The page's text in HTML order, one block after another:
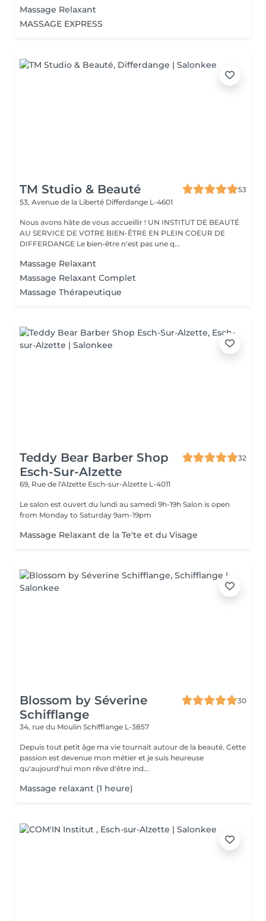
Massage Relaxant
MASSAGE EXPRESS
TM Studio & Beauté
53
53, Avenue de la Liberté Differdange L-4601
Nous avons hâte de vous accueillir ! UN INSTITUT DE BEAUTÉ
AU SERVICE DE VOTRE BIEN-ÊTRE EN PLEIN COEUR DE
DIFFERDANGE Le bien-être n'est pas une q...
Massage Relaxant
Massage Relaxant Complet
Massage Thérapeutique
Teddy Bear Barber Shop
Esch-Sur-Alzette
32
69, Rue de l'Alzette Esch-sur-Alzette L-4011
Le salon est ouvert du lundi au samedi 9h-19h Salon is open
from Monday to Saturday 9am-19pm
Massage Relaxant de la Te'te et du Visage
Blossom by Séverine
Schifflange
30
34, rue du Moulin Schifflange L-3857
Depuis tout petit âge ma vie tournait autour de la beauté. Cette
passion est devenue mon métier et je suis heureuse
qu'aujourd'hui mon rêve d'être ind...
Massage relaxant (1 heure)